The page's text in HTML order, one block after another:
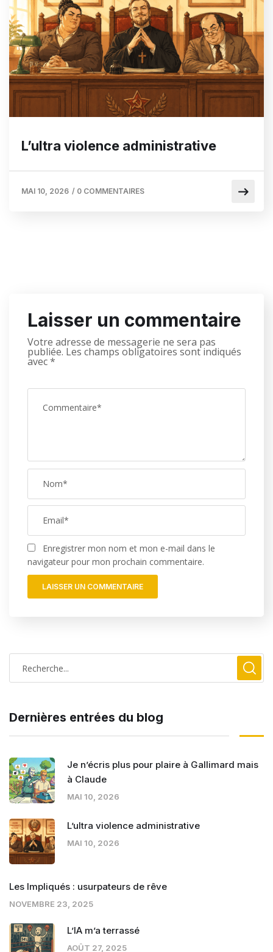
L’ultra violence administrative
MAI 10, 2026 / 0 COMMENTAIRES
Laisser un commentaire
Votre adresse de messagerie ne sera pas
publiée. Les champs obligatoires sont indiqués
avec*
Enregistrer mon nom et mon e-mail dans le
navigateur pour mon prochain commentaire.
Dernières entrées du blog
Je n’écris plus pour plaire à Gallimard mais
à Claude
MAI 10, 2026
L’ultra violence administrative
MAI 10, 2026
Les Impliqués : usurpateurs de rêve
NOVEMBRE 23, 2025
L’IA m’a terrassé
AOÛT 27, 2025